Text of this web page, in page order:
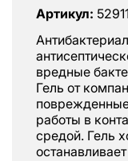
Артикул: 52911
вредные
Гель от
работы в
средой. Гель